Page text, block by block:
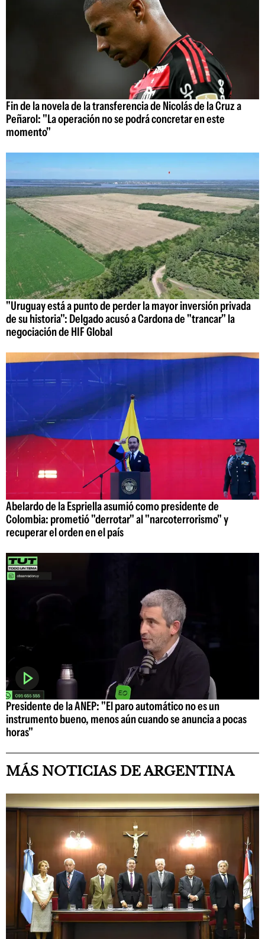
Fin de la novela de la transferencia de Nicolás de la Cruz a
Peñarol: "La operación no se podrá concretar en este
momento"
"Uruguay está a punto de perder la mayor inversión privada
de su historia": Delgado acusó a Cardona de "trancar" la
negociación de HIF Global
Abelardo de la Espriella asumió como presidente de
Colombia: prometió "derrotar" al "narcoterrorismo" y
recuperar el orden en el país
Presidente de la ANEP: "El paro automático no es un
instrumento bueno, menos aún cuando se anuncia a pocas
horas"
MÁS NOTICIAS DE ARGENTINA